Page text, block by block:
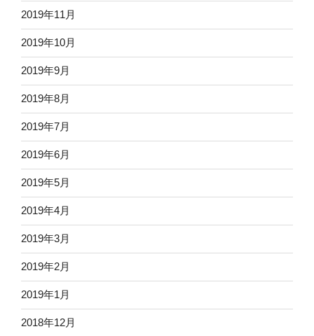
2019年11月
2019年10月
2019年9月
2019年8月
2019年7月
2019年6月
2019年5月
2019年4月
2019年3月
2019年2月
2019年1月
2018年12月